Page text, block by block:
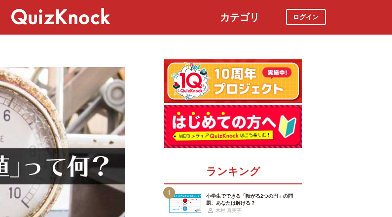
カテゴリ ログイン
ランキング
1
小学生でできる「転がる2つの円」の問
題、あなたは解ける？
木村 真実子